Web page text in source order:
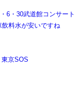
6・30武道館コンサー
料水が安いですね
京SOS